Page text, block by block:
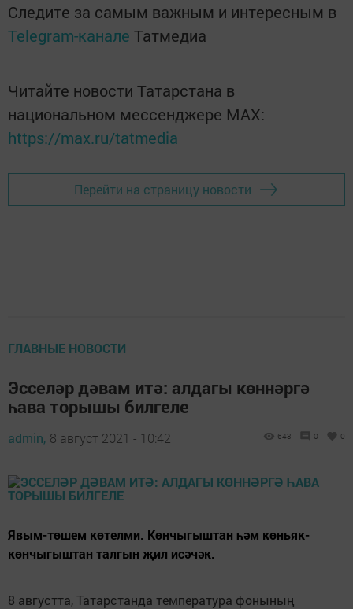
Следите за самым важным и интересным в
Telegram-канале Татмедиа
Читайте новости Татарстана в
национальном мессенджере MАХ:
https://max.ru/tatmedia
Перейти на страницу новости
ГЛАВНЫЕ НОВОСТИ
Эсселәр дәвам итә: алдагы көннәргә
һава торышы билгеле
admin, 8 август 2021 - 10:42 643 0 0
Явым-төшем көтелми. Көнчыгыштан һәм көньяк-
көнчыгыштан талгын җил исәчәк.
8 августта, Татарстанда температура фонының